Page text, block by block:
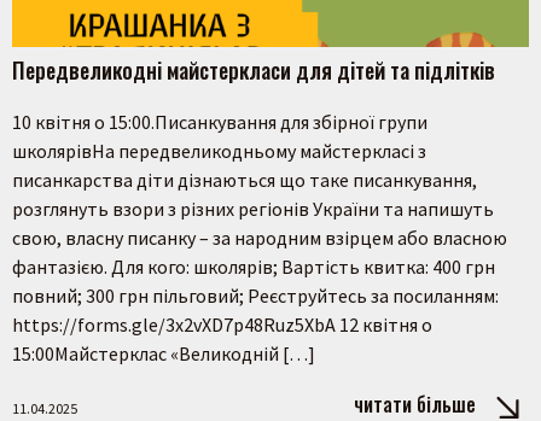
Передвеликодні майстеркласи для дітей та підлітків
10 квітня о 15:00.Писанкування для збірної групи
школярівНа передвеликодньому майстеркласі з
писанкарства діти дізнаються що таке писанкування,
розглянуть взори з різних регіонів України та напишуть
свою, власну писанку – за народним взірцем або власною
фантазією. Для кого: школярів; Вартість квитка: 400 грн
повний; 300 грн пільговий; Реєструйтесь за посиланням:
https://forms.gle/3x2vXD7p48Ruz5XbA 12 квітня о
15:00Майстерклас «Великодній […]
11.04.2025 читати більше